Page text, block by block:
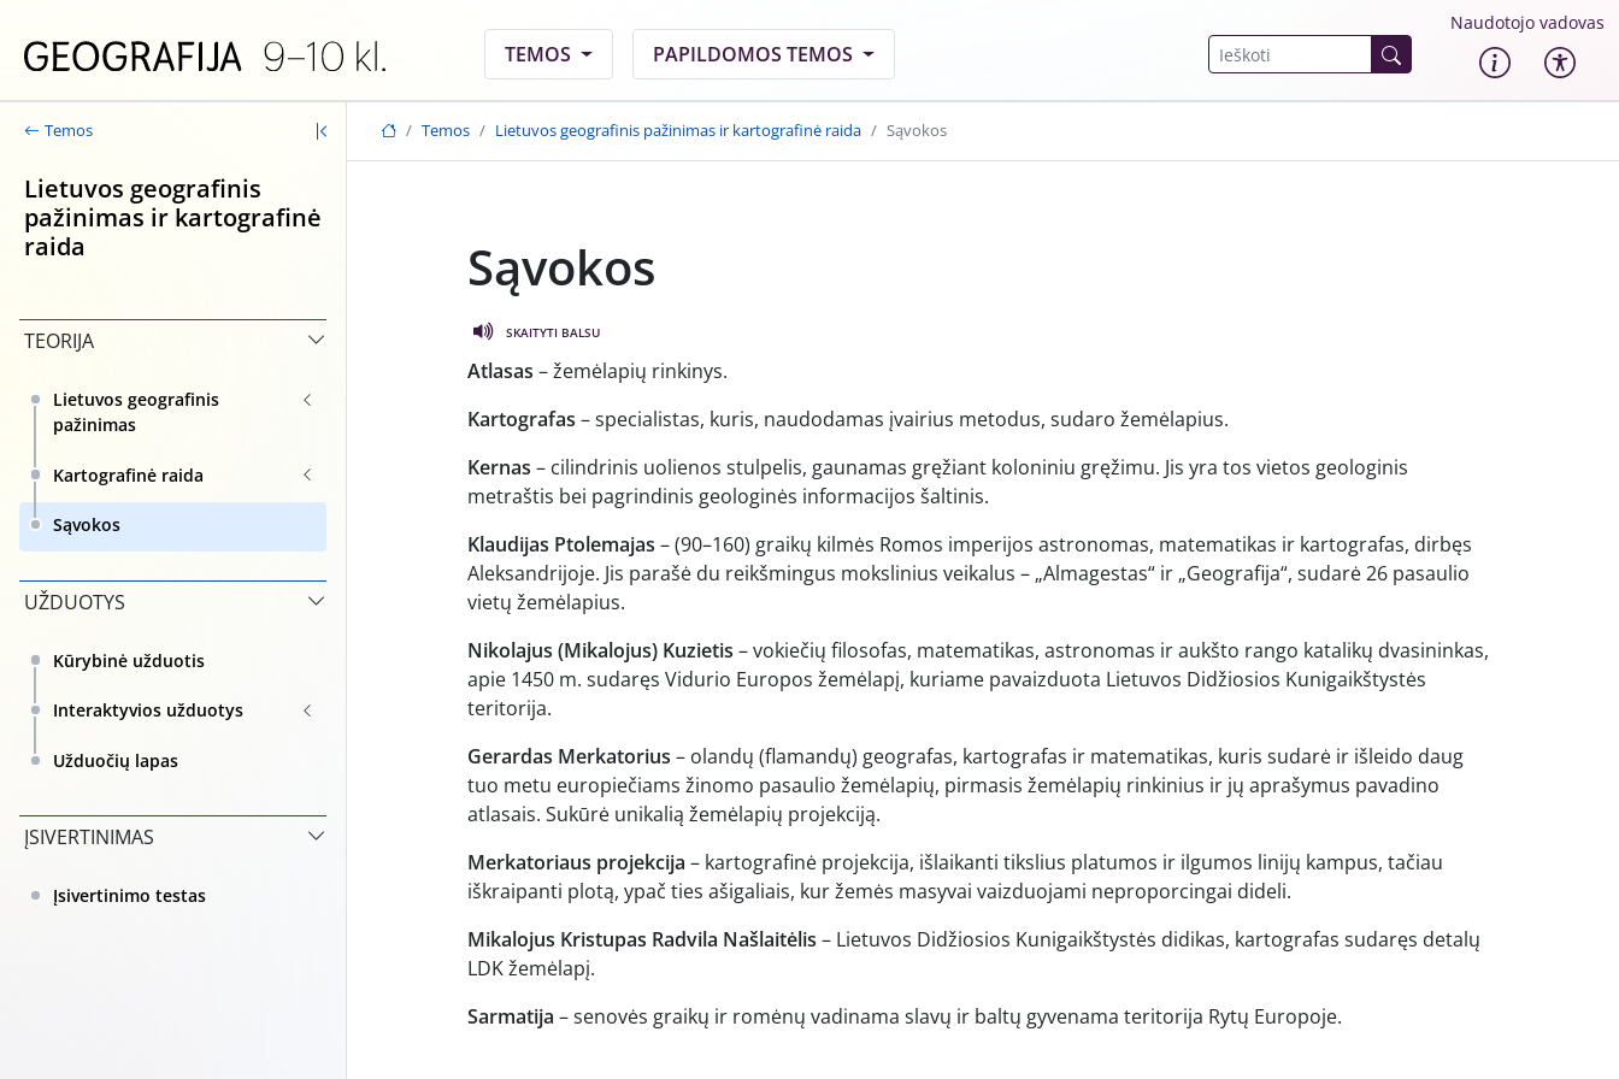
TEMOS
PAPILDOMOS TEMOS
Naudotojo vadovas
Temos
Lietuvos geografinis
pažinimas ir kartografinė
raida
TEORIJA
Lietuvos geografinis
pažinimas
Kartografinė raida
Sąvokos
UŽDUOTYS
Kūrybinė užduotis
Interaktyvios užduotys
Užduočių lapas
ĮSIVERTINIMAS
Įsivertinimo testas
Temos Lietuvos geografinis pažinimas ir kartografinė raida Sąvokos
Sąvokos
SKAITYTI BALSU
Atlasas – žemėlapių rinkinys.
Kartografas – specialistas, kuris, naudodamas įvairius metodus, sudaro žemėlapius.
Kernas – cilindrinis uolienos stulpelis, gaunamas gręžiant koloniniu gręžimu. Jis yra tos vietos geologinis
metraštis bei pagrindinis geologinės informacijos šaltinis.
Klaudijas Ptolemajas – (90–160) graikų kilmės Romos imperijos astronomas, matematikas ir kartografas, dirbęs
Aleksandrijoje. Jis parašė du reikšmingus mokslinius veikalus – „Almagestas“ ir „Geografija“, sudarė 26 pasaulio
vietų žemėlapius.
Nikolajus (Mikalojus) Kuzietis – vokiečių filosofas, matematikas, astronomas ir aukšto rango katalikų dvasininkas,
apie 1450 m. sudaręs Vidurio Europos žemėlapį, kuriame pavaizduota Lietuvos Didžiosios Kunigaikštystės
teritorija.
Gerardas Merkatorius – olandų (flamandų) geografas, kartografas ir matematikas, kuris sudarė ir išleido daug
tuo metu europiečiams žinomo pasaulio žemėlapių, pirmasis žemėlapių rinkinius ir jų aprašymus pavadino
atlasais. Sukūrė unikalią žemėlapių projekciją.
Merkatoriaus projekcija – kartografinė projekcija, išlaikanti tikslius platumos ir ilgumos linijų kampus, tačiau
iškraipanti plotą, ypač ties ašigaliais, kur žemės masyvai vaizduojami neproporcingai dideli.
Mikalojus Kristupas Radvila Našlaitėlis – Lietuvos Didžiosios Kunigaikštystės didikas, kartografas sudaręs detalų
LDK žemėlapį.
Sarmatija – senovės graikų ir romėnų vadinama slavų ir baltų gyvenama teritorija Rytų Europoje.